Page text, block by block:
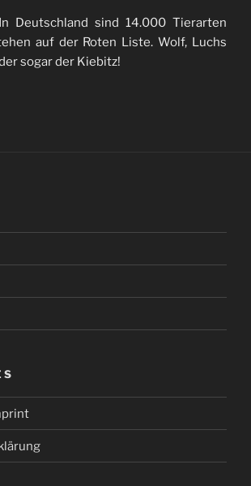
Deutschland sind 14.000 Tierarten
auf der Roten Liste. Wolf, Luchs
sogar der Kiebitz!